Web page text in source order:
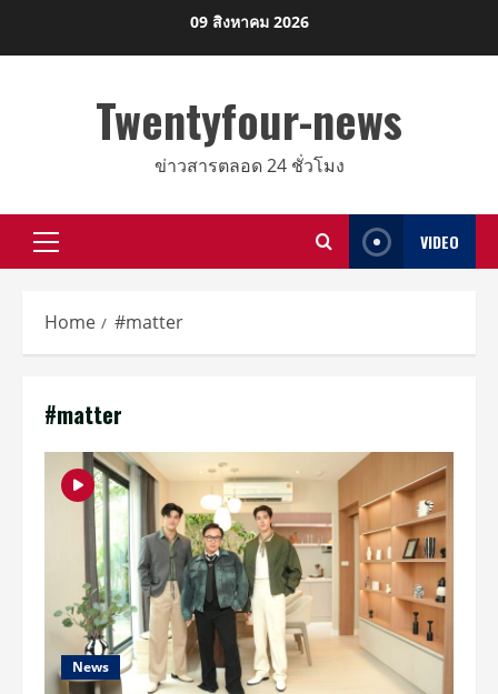
09 สิงหาคม 2026
Twentyfour-news
ข่าวสารตลอด 24 ชั่วโมง
Primary
VIDEO
Home #matter
#matter
News